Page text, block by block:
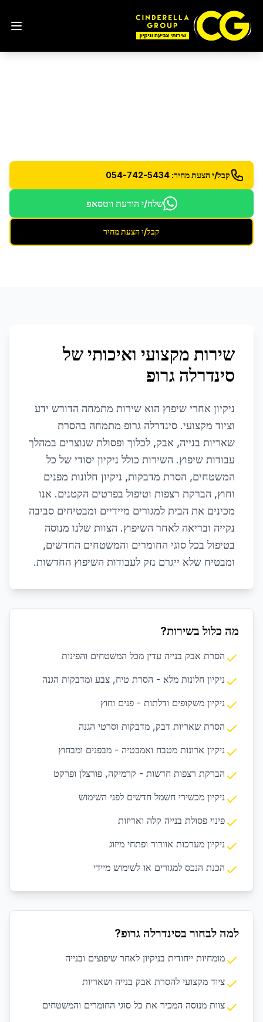
קבל/י הצעת מחיר: 054-742-5434
שלח/י הודעת ווטסאפ
קבל/י הצעת מחיר
שירות מקצועי ואיכותי של
סינדרלה גרופ
ניקיון אחרי שיפוץ הוא שירות מתמחה הדורש ידע
וציוד מקצועי. סינדרלה גרופ מתמחה בהסרת
שאריות בנייה, אבק, לכלוך ופסולת שנוצרים במהלך
עבודות שיפוץ. השירות כולל ניקיון יסודי של כל
המשטחים, הסרת מדבקות, ניקיון חלונות מפנים
וחוץ, הברקת רצפות וטיפול בפרטים הקטנים. אנו
מכינים את הבית למגורים מיידיים ומבטיחים סביבה
נקייה ובריאה לאחר השיפוץ. הצוות שלנו מנוסה
בטיפול בכל סוגי החומרים והמשטחים החדשים,
ומבטיח שלא ייגרם נזק לעבודות השיפוץ החדשות.
מה כלול בשירות?
הסרת אבק בנייה עדין מכל המשטחים והפינות
ניקיון חלונות מלא - הסרת טיח, צבע ומדבקות הגנה
ניקיון משקופים ודלתות - פנים וחוץ
הסרת שאריות דבק, מדבקות וסרטי הגנה
ניקיון ארונות מטבח ואמבטיה - מבפנים ומבחוץ
הברקת רצפות חדשות - קרמיקה, פורצלן ופרקט
ניקיון מכשירי חשמל חדשים לפני השימוש
פינוי פסולת בנייה קלה ואריזות
ניקיון מערכות אוורור ופתחי מיזוג
הכנת הנכס למגורים או לשימוש מיידי
למה לבחור בסינדרלה גרופ?
מומחיות ייחודית בניקיון לאחר שיפוצים ובנייה
ציוד מקצועי להסרת אבק בנייה ושאריות
צוות מנוסה המכיר את כל סוגי החומרים והמשטחים